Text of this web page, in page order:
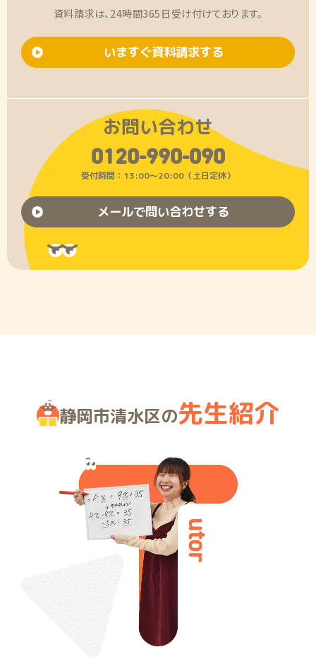
資料請求は、24時間365日受け付けております。
いますぐ資料請求する
お問い合わせ
0120-990-090
受付時間：13:00〜20:00（土日定休）
メールで問い合わせする
静岡市清水区の先生紹介